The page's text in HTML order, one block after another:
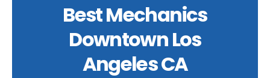
Best Mechanics
Downtown Los
Angeles CA